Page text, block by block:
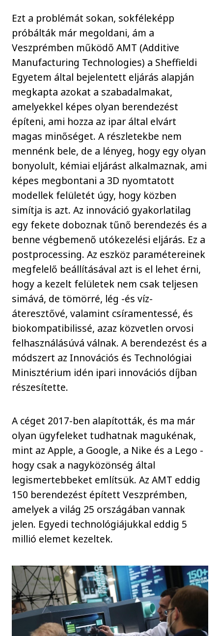
Ezt a problémát sokan, sokféleképp
próbálták már megoldani, ám a
Veszprémben működő AMT (Additive
Manufacturing Technologies) a Sheffieldi
Egyetem által bejelentett eljárás alapján
megkapta azokat a szabadalmakat,
amelyekkel képes olyan berendezést
építeni, ami hozza az ipar által elvárt
magas minőséget. A részletekbe nem
mennénk bele, de a lényeg, hogy egy olyan
bonyolult, kémiai eljárást alkalmaznak, ami
képes megbontani a 3D nyomtatott
modellek felületét úgy, hogy közben
simítja is azt. Az innováció gyakorlatilag
egy fekete doboznak tűnő berendezés és a
benne végbemenő utókezelési eljárás. Ez a
postprocessing. Az eszköz paramétereinek
megfelelő beállításával azt is el lehet érni,
hogy a kezelt felületek nem csak teljesen
simává, de tömörré, lég -és víz-
áteresztővé, valamint csíramentessé, és
biokompatibilissé, azaz közvetlen orvosi
felhasználásúvá válnak. A berendezést és a
módszert az Innovációs és Technológiai
Minisztérium idén ipari innovációs díjban
részesítette.
A céget 2017-ben alapították, és ma már
olyan ügyfeleket tudhatnak magukénak,
mint az Apple, a Google, a Nike és a Lego -
hogy csak a nagyközönség által
legismertebbeket említsük. Az AMT eddig
150 berendezést épített Veszprémben,
amelyek a világ 25 országában vannak
jelen. Egyedi technológiájukkal eddig 5
millió elemet kezeltek.